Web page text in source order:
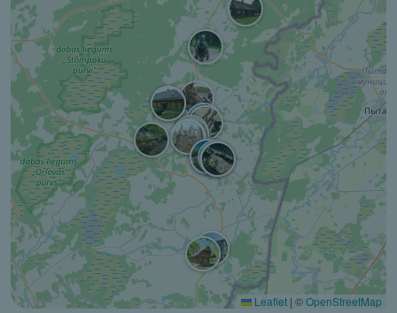
Leaflet | ©OpenStreetMap